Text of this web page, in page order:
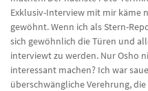
Exklusiv-Interview mit mir käme
gewöhnt. Wenn ich als Stern-
sich gewöhnlich die Türen und
interviewt zu werden. Nur Osho
interessant machen? Ich war
überschwängliche Verehrung,